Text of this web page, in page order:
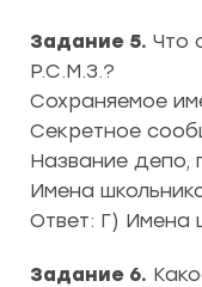
Задание 5. Что
Р.С.М.З.?
Сохраняемое
Секретное
Название депо,
Имена
Ответ: Г) Имена
Задание 6.